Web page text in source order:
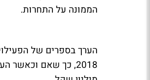
הממונה על התחרות.